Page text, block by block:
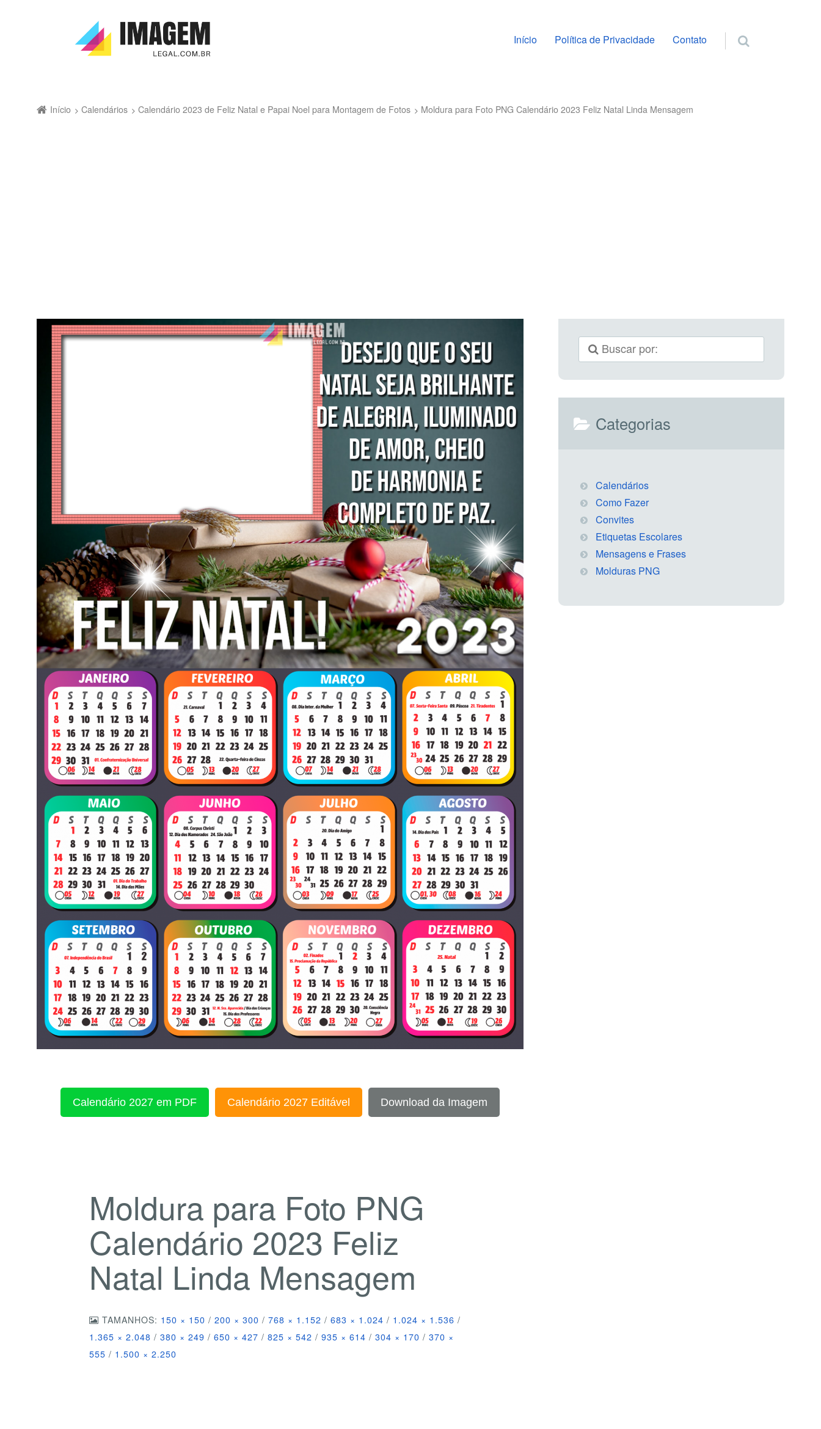
Pular para o conteúdo
Início Política de Privacidade Contato
Início Calendários Calendário 2023 de Feliz Natal e Papai Noel para Montagem de Fotos Moldura para Foto PNG Calendário 2023 Feliz Natal Linda Mensagem
Calendário 2027 em PDF Calendário 2027 Editável Download da Imagem
Moldura para Foto PNG
Calendário 2023 Feliz
Natal Linda Mensagem
TAMANHOS: 150 × 150 / 200 × 300 / 768 × 1.152 / 683 × 1.024 / 1.024 × 1.536 /
1.365 × 2.048 / 380 × 249 / 650 × 427 / 825 × 542 / 935 × 614 / 304 × 170 / 370 ×
555 / 1.500 × 2.250
Categorias
Calendários
Como Fazer
Convites
Etiquetas Escolares
Mensagens e Frases
Molduras PNG